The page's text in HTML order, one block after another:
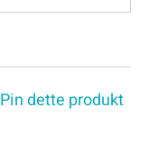
Pin dette produkt